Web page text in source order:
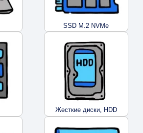
SSD M.2 NVMe
Жесткие диски, HDD